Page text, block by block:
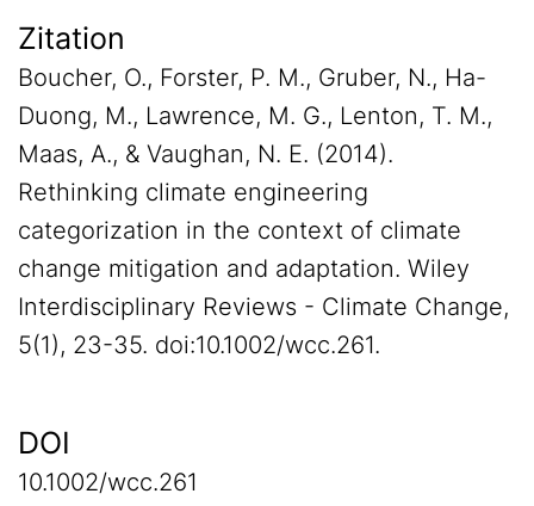
Zitation
Boucher, O., Forster, P. M., Gruber, N., Ha-
Duong, M., Lawrence, M. G., Lenton, T. M.,
Maas, A., & Vaughan, N. E. (2014).
Rethinking climate engineering
categorization in the context of climate
change mitigation and adaptation. Wiley
Interdisciplinary Reviews - Climate Change,
5(1), 23-35. doi:10.1002/wcc.261.
DOI
10.1002/wcc.261